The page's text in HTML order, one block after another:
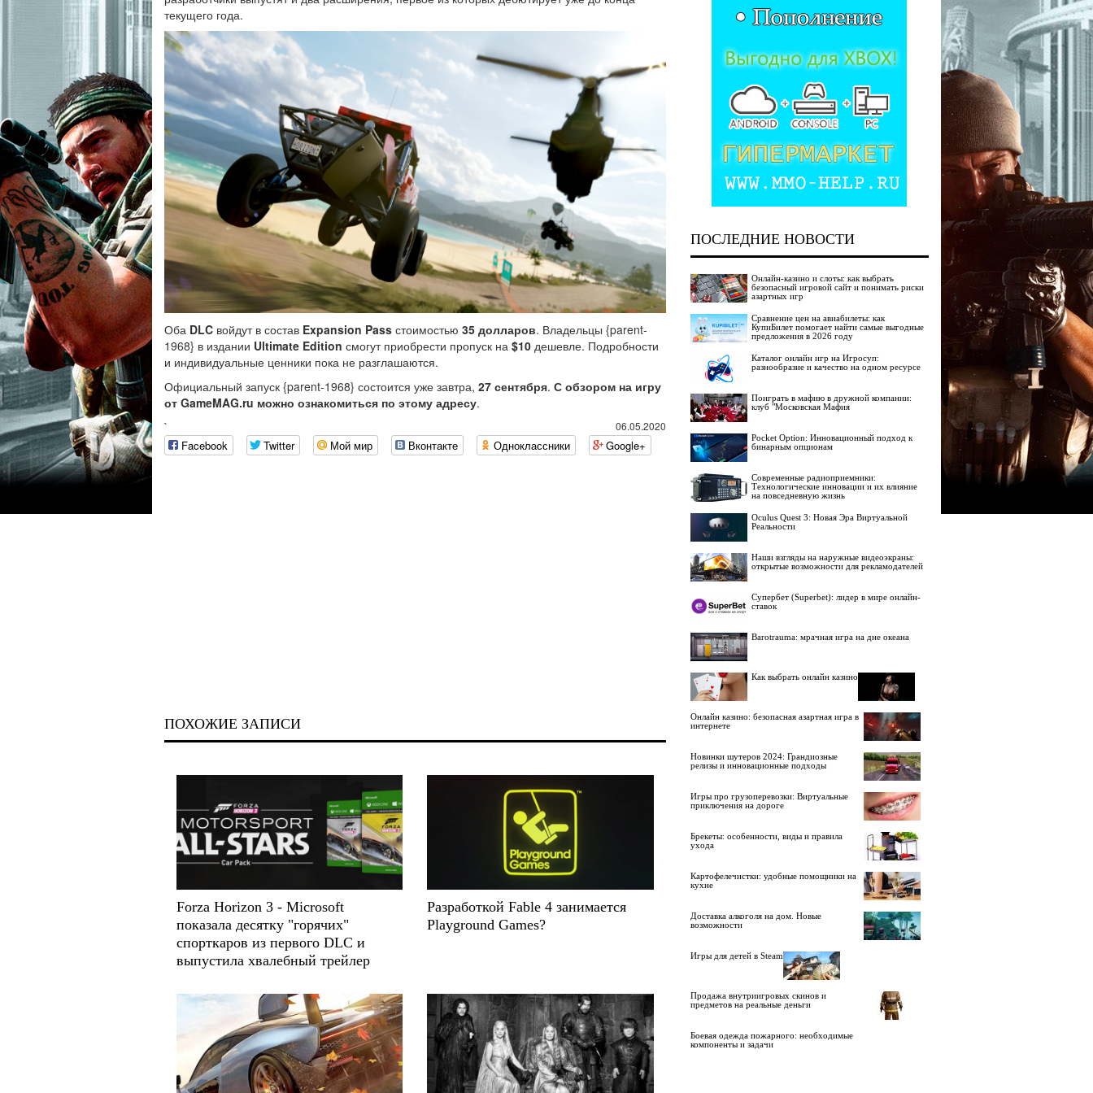
текущего года.
Оба DLC войдут в состав Expansion Pass стоимостью 35 долларов. Владельцы {parent-
1968} в издании Ultimate Edition смогут приобрести пропуск на $10 дешевле. Подробности
и индивидуальные ценники пока не разглашаются.
Официальный запуск {parent-1968} состоится уже завтра, 27 сентября. С обзором на игру
от GameMAG.ru можно ознакомиться по этому адресу.
06.05.2020
`
Facebook Twitter Мой мир Вконтакте Одноклассники Google+
ПОХОЖИЕ ЗАПИСИ
Forza Horizon 3 - Microsoft
показала десятку "горячих"
спорткаров из первого DLC и
выпустила хвалебный трейлер
Разработкой Fable 4 занимается
Playground Games?
ПОСЛЕДНИЕ НОВОСТИ
Онлайн-казино и слоты: как выбрать
безопасный игровой сайт и понимать риски
азартных игр
Сравнение цен на авиабилеты: как
КупиБилет помогает найти самые выгодные
предложения в 2026 году
Каталог онлайн игр на Игросуп:
разнообразие и качество на одном ресурсе
Поиграть в мафию в дружной компании:
клуб "Московская Мафия
Pocket Option: Инновационный подход к
бинарным опционам
Современные радиоприемники:
Технологические инновации и их влияние
на повседневную жизнь
Oculus Quest 3: Новая Эра Виртуальной
Реальности
Наши взгляды на наружные видеоэкраны:
открытые возможности для рекламодателей
Супербет (Superbet): лидер в мире онлайн-
ставок
Barotrauma: мрачная игра на дне океана
Как выбрать онлайн казино
Онлайн казино: безопасная азартная игра в
интернете
Новинки шутеров 2024: Грандиозные
релизы и инновационные подходы
Игры про грузоперевозки: Виртуальные
приключения на дороге
Брекеты: особенности, виды и правила
ухода
Картофелечистки: удобные помощники на
кухне
Доставка алкоголя на дом. Новые
возможности
Игры для детей в Steam
Продажа внутриигровых скинов и
предметов на реальные деньги
Боевая одежда пожарного: необходимые
компоненты и задачи